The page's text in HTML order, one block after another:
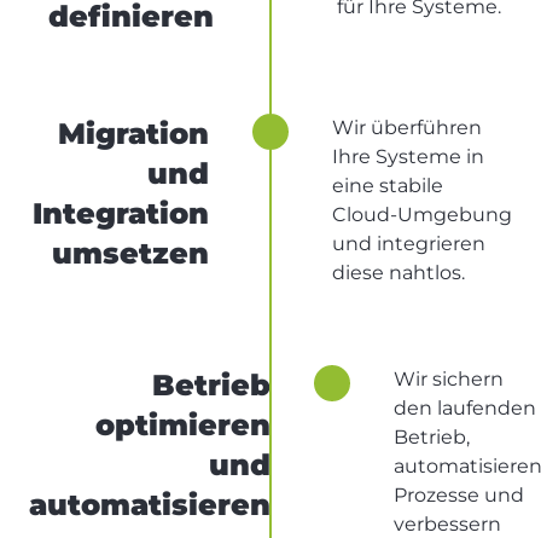
definieren
für Ihre Systeme.
Migration
und
Integration
umsetzen
Wir überführen
Ihre Systeme in
eine stabile
Cloud-Umgebung
und integrieren
diese nahtlos.
Betrieb
optimieren
und
automatisieren
Wir sichern
den laufenden
Betrieb,
automatisieren
Prozesse und
verbessern